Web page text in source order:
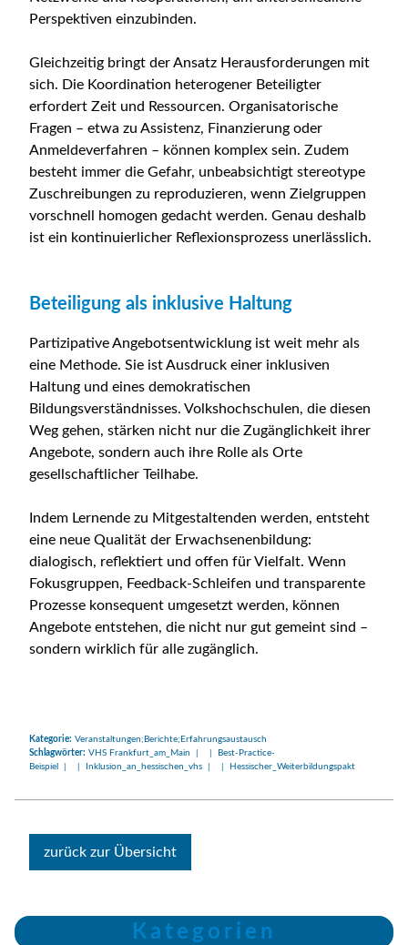
Perspektiven einzubinden.
Gleichzeitig bringt der Ansatz Herausforderungen mit
sich. Die Koordination heterogener Beteiligter
erfordert Zeit und Ressourcen. Organisatorische
Fragen – etwa zu Assistenz, Finanzierung oder
Anmeldeverfahren – können komplex sein. Zudem
besteht immer die Gefahr, unbeabsichtigt stereotype
Zuschreibungen zu reproduzieren, wenn Zielgruppen
vorschnell homogen gedacht werden. Genau deshalb
ist ein kontinuierlicher Reflexionsprozess unerlässlich.
Beteiligung als inklusive Haltung
Partizipative Angebotsentwicklung ist weit mehr als
eine Methode. Sie ist Ausdruck einer inklusiven
Haltung und eines demokratischen
Bildungsverständnisses. Volkshochschulen, die diesen
Weg gehen, stärken nicht nur die Zugänglichkeit ihrer
Angebote, sondern auch ihre Rolle als Orte
gesellschaftlicher Teilhabe.
Indem Lernende zu Mitgestaltenden werden, entsteht
eine neue Qualität der Erwachsenenbildung:
dialogisch, reflektiert und offen für Vielfalt. Wenn
Fokusgruppen, Feedback-Schleifen und transparente
Prozesse konsequent umgesetzt werden, können
Angebote entstehen, die nicht nur gut gemeint sind –
sondern wirklich für alle zugänglich.
Kategorie: Veranstaltungen;Berichte;Erfahrungsaustausch
Schlagwörter: VHS Frankfurt_am_Main | | Best-Practice-
Beispiel | | Inklusion_an_hessischen_vhs | | Hessischer_Weiterbildungspakt
zurück zur Übersicht
Kategorien